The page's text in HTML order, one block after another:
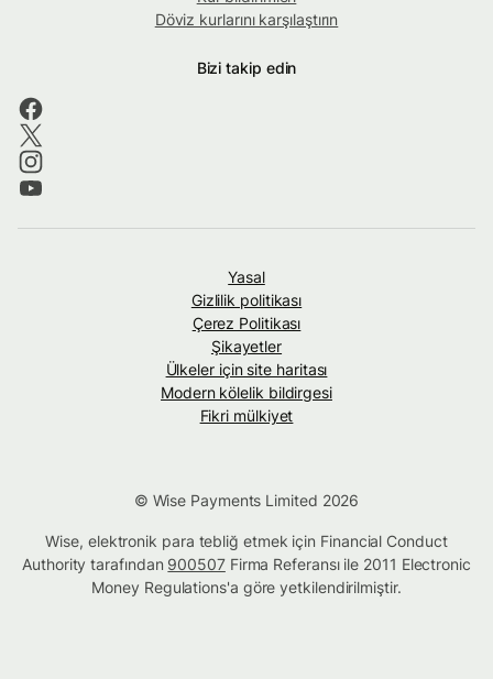
Döviz kurlarını karşılaştırın
Bizi takip edin
Yasal
Gizlilik politikası
Çerez Politikası
Şikayetler
Ülkeler için site haritası
Modern kölelik bildirgesi
Fikri mülkiyet
© Wise Payments Limited 2026
Wise, elektronik para tebliğ etmek için Financial Conduct
Authority tarafından 900507Firma Referansı ile 2011 Electronic
Money Regulations'a göre yetkilendirilmiştir.